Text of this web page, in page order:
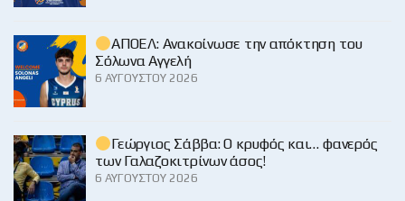
ΑΠΟΕΛ: Ανακοίνωσε την απόκτηση του
Σόλωνα Αγγελή
6 ΑΥΓΟΎΣΤΟΥ 2026
Γεώργιος Σάββα: Ο κρυφός και… φανερός
των Γαλαζοκιτρίνων άσος!
6 ΑΥΓΟΎΣΤΟΥ 2026